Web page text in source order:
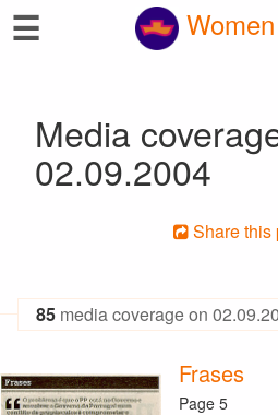
☰
Media
02.09.2004
Share this
85 media coverage on
Frases
Page 5